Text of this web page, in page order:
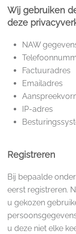
Wij gebruiken
deze
NAW
Factuuradres
Emailadres
IP-adres
Registreren
Bij bepaalde
eerst registreren.
u gekozen
u deze niet elke